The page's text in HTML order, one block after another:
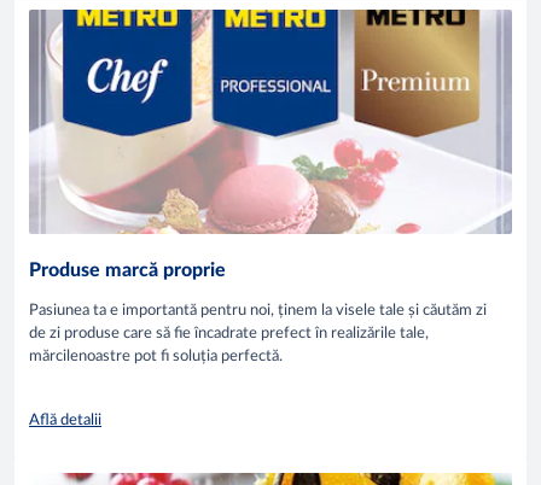
Produse marcă proprie
Pasiunea ta e importantă pentru noi, ținem la visele tale și căutăm zi
de zi produse care să fie încadrate prefect în realizările tale,
mărcilenoastre pot fi soluția perfectă.
Află detalii